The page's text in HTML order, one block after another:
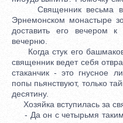
Священник весьма
Эрнемонском монастыре
доставить его вечером
вечерню.
Когда стук его
священник ведет себя
стаканчик - это гнусное
попы пьянствуют, только
десятину.
Хозяйка вступилась за
- Да он с четырьмя